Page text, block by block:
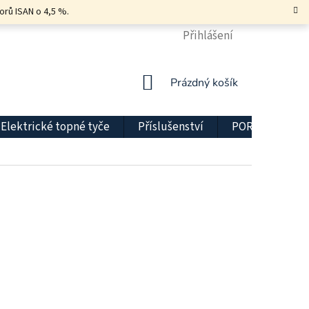
ISAN o 4,5 %.
DOPRAVA A PLATBA DŮLEŽITÉ
Přihlášení
NÁKUPNÍ
Prázdný košík
Elektrické topné tyče Příslušenství PORADNA